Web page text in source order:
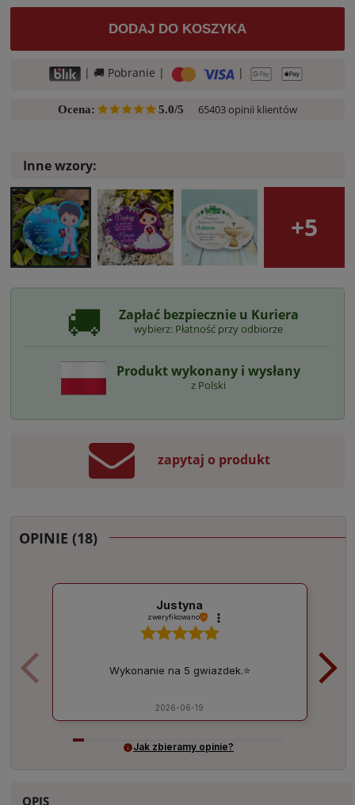
DODAJ DO KOSZYKA
| 🚚 Pobranie | |
Ocena: 5.0/5 65403 opinii klientów
Inne wzory:
+5
🚚 Zapłać bezpiecznie u Kuriera
wybierz: Płatność przy odbiorze
Produkt wykonany i wysłany
z Polski
zapytaj o produkt
OPIS
OPINIE (18)
Jak zbieramy opinie?
Justyna
zweryfikowano
Wykonanie na 5 gwiazdek.⭐
2026-06-19